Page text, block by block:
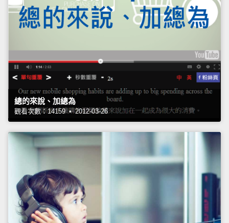
總的來說、加總為
觀看次數：14159 • 2012-03-26